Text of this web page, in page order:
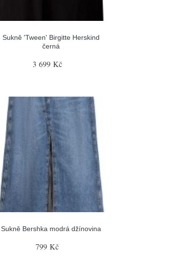
Sukně 'Tween' Birgitte Herskind
černá
3 699 Kč
Sukně Bershka modrá džínovina
799 Kč